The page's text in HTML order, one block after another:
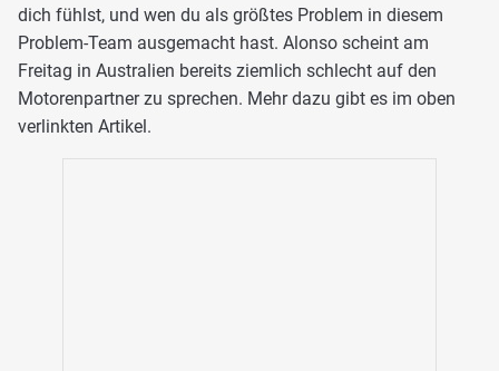
dich fühlst, und wen du als größtes Problem in diesem
Problem-Team ausgemacht hast. Alonso scheint am
Freitag in Australien bereits ziemlich schlecht auf den
Motorenpartner zu sprechen. Mehr dazu gibt es im oben
verlinkten Artikel.